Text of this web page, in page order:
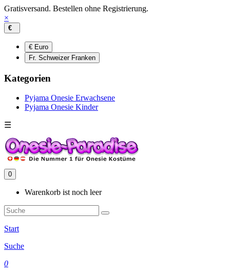
Gratisversand. Bestellen ohne Registrierung.
×
€
€ Euro
Fr. Schweizer Franken
Kategorien
Pyjama Onesie Erwachsene
Pyjama Onesie Kinder
☰
0
Warenkorb ist noch leer
Start
Suche
0